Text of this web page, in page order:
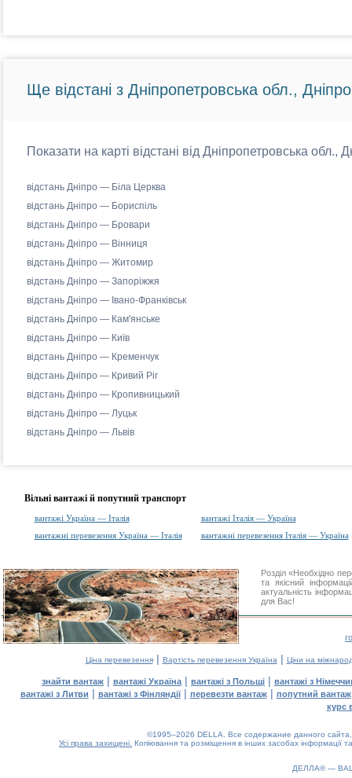
Ще відстані з Дніпропетровська обл.,
Показати на карті відстані від Дніпропетровська обл.,
відстань Дніпро — Біла Церква
відстань Дніпро — Бориспіль
відстань Дніпро — Бровари
відстань Дніпро — Вінниця
відстань Дніпро — Житомир
відстань Дніпро — Запоріжжя
відстань Дніпро — Івано-Франківськ
відстань Дніпро — Кам'янське
відстань Дніпро — Київ
відстань Дніпро — Кременчук
відстань Дніпро — Кривий Ріг
відстань Дніпро — Кропивницький
відстань Дніпро — Луцьк
відстань Дніпро — Львів
Вільні вантажі й попутний транспорт
вантажі Україна — Італія
вантажі Італія — Україна
вантажні перевезення Україна — Італія
вантажні перевезення Італія — Україна
Розділ «Необхідно
та якісний
актуальність
для Вас!
Ціна перевезення| Вартість перевезення Україна | Ціни на
знайти вантаж | вантажі Україна | вантажі з Польщі | вантажі з
вантажі з Литви | вантажі з Фінляндії| перевезти вантаж| попутний вантаж
курс
©1995–2026 DELLA. Все содержание данного
Усі права захищені. Копіювання та розміщення в інших засобах інформації
ДЕЛЛА® —